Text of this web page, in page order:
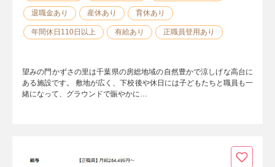
退職金あり 産休あり 育休あり
年間休日110日以上 有給あり 正職員登用あり
望みの門かずさの里は千葉県の房総地域の自然豊かで涼しげな高台に
ある施設です。 敷地が広く、下校後や休日には子どもたちと職員も一
緒になって、グラウンドで賑やかに…